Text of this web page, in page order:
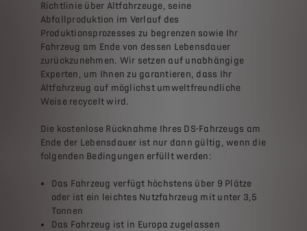
Richtlinie über Altfahrzeuge, seine
Abfallproduktion im Verlauf des
Produktionsprozesses zu begrenzen sowie Ihr
Fahrzeug am Ende von dessen Lebensdauer
zurückzunehmen. Wir setzen auf unabhängige
Experten, um Ihnen zu garantieren, dass Ihr
Altfahrzeug auf möglichst umweltfreundliche
Weise recycelt wird.
Die kostenlose Rücknahme Ihres DS-Fahrzeugs am
Ende der Lebensdauer ist nur dann gültig, wenn die
folgenden Bedingungen erfüllt werden:
Das Fahrzeug verfügt höchstens über 9 Plätze
oder ist ein leichtes Nutzfahrzeug mit unter 3,5
Tonnen
Das Fahrzeug ist in Europa zugelassen